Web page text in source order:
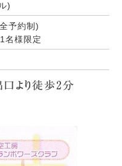
)
予約制)
名様限定